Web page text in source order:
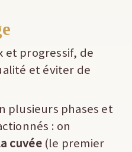
et progressif, de
et éviter de
plusieurs phases et
: on
cuvée (le premier